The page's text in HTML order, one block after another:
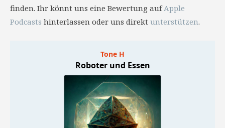
finden. Ihr könnt uns eine Bewertung aufApple
Podcasts hinterlassen oder uns direkt unterstützen.